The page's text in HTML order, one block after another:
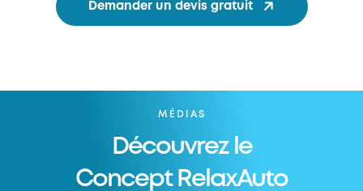
Demander un devis gratuit
MÉDIAS
Découvrez le
Concept RelaxAuto